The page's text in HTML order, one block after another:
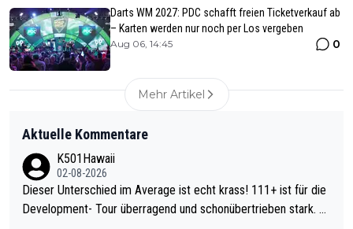
Darts WM 2027: PDC schafft freien Ticketverkauf ab
– Karten werden nur noch per Los vergeben
Aug 06, 14:45 0
Mehr Artikel
Aktuelle Kommentare
K501Hawaii
02-08-2026
Dieser Unterschied im Average ist echt krass! 111+ ist für die
Development- Tour überragend und schonübertrieben stark. U